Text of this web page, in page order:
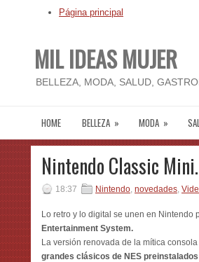
Página principal
MIL IDEAS MUJER
BELLEZA, MODA, SALUD,
HOME BELLEZA » MODA »
Nintendo Classic
18:37 Nintendo, novedades,
Lo retro y lo digital se unen en Nintendo
Entertainment System.
La versión renovada de la mítica
grandes clásicos de NES preinstalados